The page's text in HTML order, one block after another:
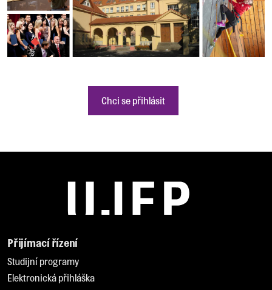
Chci se přihlásit
Přijímací řízení
Studijní programy
Elektronická přihláška